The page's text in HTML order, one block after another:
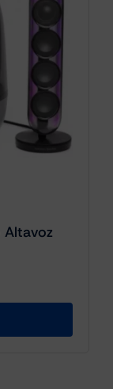
Altavoz